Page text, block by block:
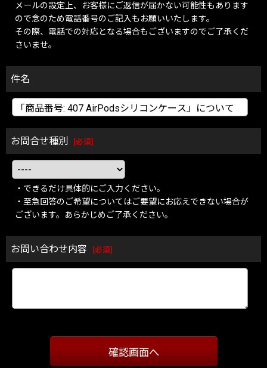
メールの設定上、お客様にご返信が届かない可能性もあります
ので念のため電話番号のご記入もお願いいたします。
その際、電話での対応となる場合もございますのでご了承くだ
さいませ。
件名
お問合せ種別 [必須]
・できるだけ具体的にご入力ください。
・至急回答のご希望についてはご要望にお応えできない場合が
ございます。あらかじめご了承ください。
お問い合わせ内容 [必須]
確認画面へ